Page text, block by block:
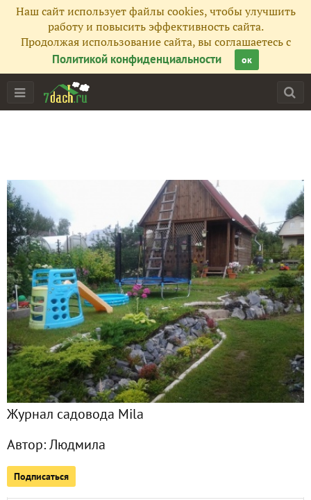
Наш сайт использует файлы cookies, чтобы улучшить
работу и повысить эффективность сайта.
Продолжая использование сайта, вы соглашаетесь с
Политикой конфиденциальности
ок
Журнал садовода Mila
Автор:Людмила
Подписаться
Все публикации 174
Фото 18
Сейчас обсуждают
Моя весна на... подоконнике
Ода почвопокровникам
Как формировать вишню?
Наконец-то и ко мне пришла весна!!!!
Заказы в интернет-магазине Колор-лайн (Semechki)